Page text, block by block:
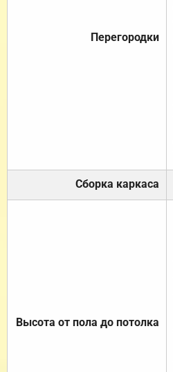
Перегородки
Сборка каркаса
Высота от пола до потолка